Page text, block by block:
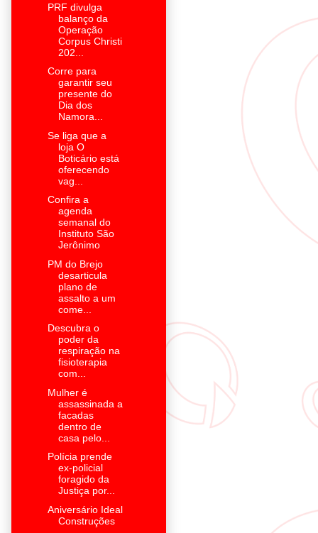
PRF divulga
balanço da
Operação
Corpus Christi
202...
Corre para
garantir seu
presente do
Dia dos
Namora...
Se liga que a
loja O
Boticário está
oferecendo
vag...
Confira a
agenda
semanal do
Instituto São
Jerônimo
PM do Brejo
desarticula
plano de
assalto a um
come...
Descubra o
poder da
respiração na
fisioterapia
com...
Mulher é
assassinada a
facadas
dentro de
casa pelo...
Polícia prende
ex-policial
foragido da
Justiça por...
Aniversário Ideal
Construções